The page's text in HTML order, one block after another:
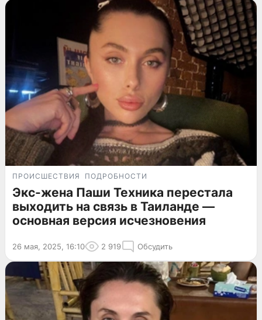
ПРОИСШЕСТВИЯ ПОДРОБНОСТИ
Экс-жена Паши Техника перестала
выходить на связь в Таиланде —
основная версия исчезновения
26 мая, 2025, 16:10 2 919 Обсудить